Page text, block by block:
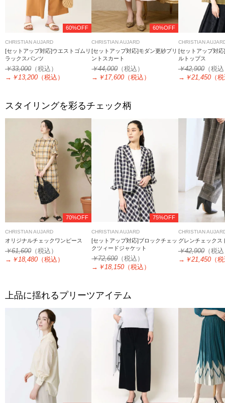
60%OFF
CHRISTIAN AUJARD
[セットアップ対応]ウエストゴムリ
ラックスパンツ
￥33,000 （税込）
→ ￥13,200 （税込）
60%OFF
CHRISTIAN AUJARD
[セットアップ対応]モダン更紗プリ
ントスカート
￥44,000（税込）
→ ￥17,600 （税込）
CHRISTIAN
[セットアップ対
ルトップス
￥42,900（税
→ ￥21,450（
スタイリングを彩るチェック柄
70%OFF
CHRISTIAN AUJARD
オリジナルチェックワンピース
￥61,600 （税込）
→ ￥18,480 （税込）
75%OFF
CHRISTIAN AUJARD
[セットアップ対応]ブロックチェッ
クツィードジャケット
￥72,600（税込）
→ ￥18,150 （税込）
CHRISTIAN
グレンチェックス
￥42,900（税
→ ￥21,450（
上品に揺れるプリーツアイテム